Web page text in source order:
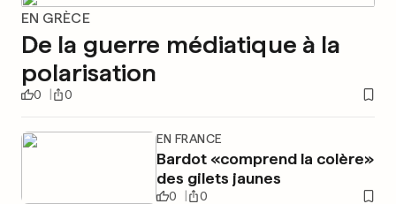
EN GRÈCE
De la guerre médiatique à la
polarisation
0 0
EN FRANCE
Bardot «comprend la colère»
des gilets jaunes
0 0